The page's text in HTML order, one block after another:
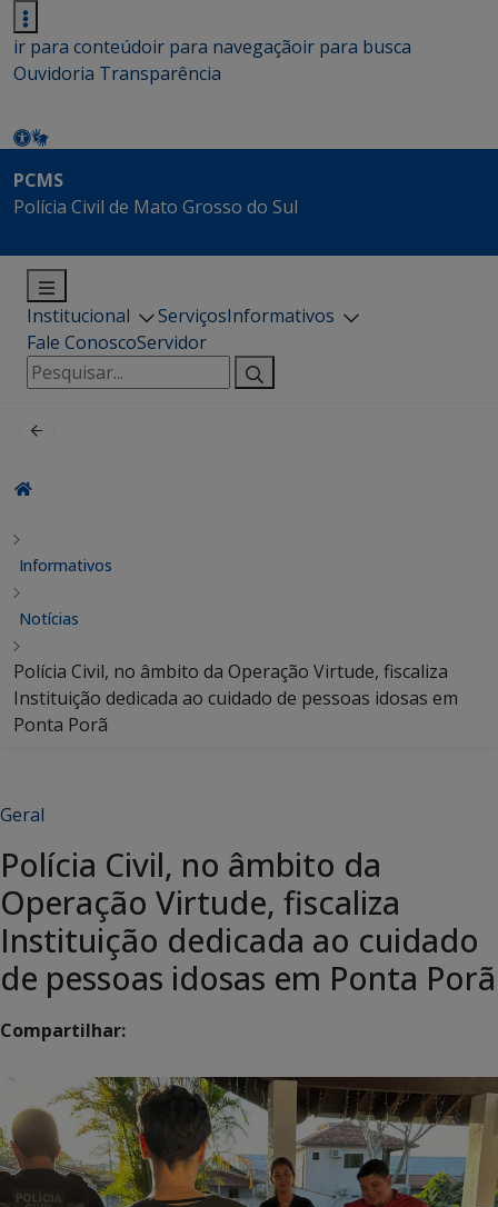
ir para conteúdoir para navegaçãoir para busca
Ouvidoria Transparência
PCMS
Polícia Civil de Mato Grosso do Sul
Institucional ServiçosInformativos
Fale ConoscoServidor
Pesquisar
por:
Informativos
Notícias
Polícia Civil, no âmbito da Operação Virtude, fiscaliza
Instituição dedicada ao cuidado de pessoas idosas em
Ponta Porã
Geral
Polícia Civil, no âmbito da
Operação Virtude, fiscaliza
Instituição dedicada ao cuidado
de pessoas idosas em Ponta Porã
Compartilhar: